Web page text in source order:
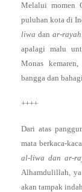
Melalui momen
puluhan kota di
liwa dan ar-rayah
apalagi malu
Monas
bangga dan
++++
Dari atas
mata berkaca-
al-liwa dan ar-
Alhamdulillah,
akan tampak